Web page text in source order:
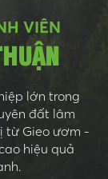
VIÊN
lớn trong
đất lâm
từ Gieo ươm -
hiệu quả